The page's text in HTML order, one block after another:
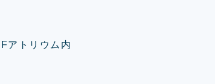
アトリウム内